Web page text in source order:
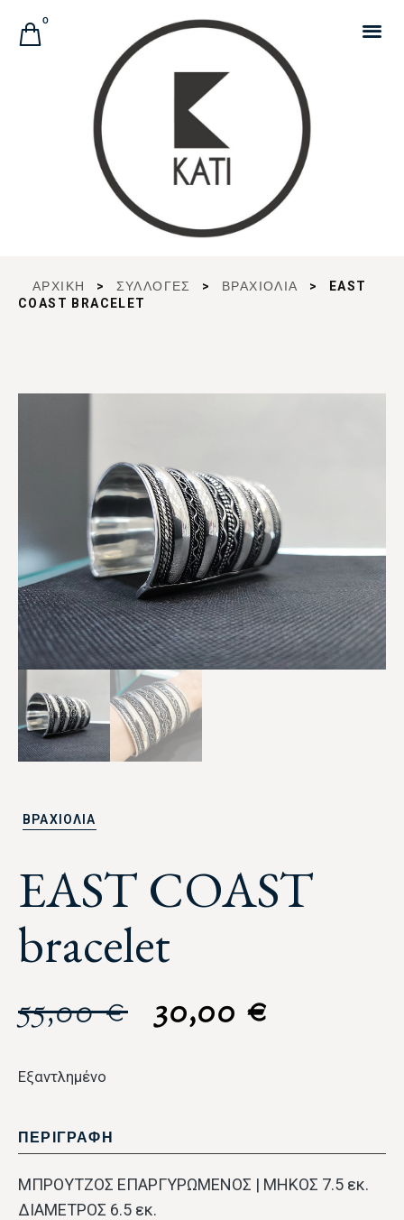
0
ΑΡΧΙΚΉ > ΣΥΛΛΟΓΈΣ > ΒΡΑΧΙΟΛΙΑ >
EAST
COAST BRACELET
ΒΡΑΧΙΟΛΙΑ
EAST COAST
bracelet
55,00€ 30,00 €
Εξαντλημένο
ΠΕΡΙΓΡΑΦΗ
ΜΠΡΟΥΤΖΟΣ ΕΠΑΡΓΥΡΩΜΕΝΟΣ | ΜΗΚΟΣ 7.5 εκ.
ΔΙΑΜΕΤΡΟΣ 6.5 εκ.